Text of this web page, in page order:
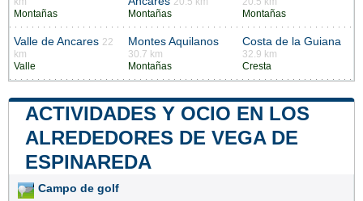
Montañas
Montañas
Montañas
Valle de Ancares 22
km
Valle
Montes Aquilanos
30.7 km
Montañas
Costa de la Guiana
32.9 km
Cresta
ACTIVIDADES Y OCIO EN LOS
ALREDEDORES DE VEGA DE
ESPINAREDA
Campo de golf